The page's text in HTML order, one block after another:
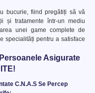
bucurie, fiind pregătiți să vă
și tratamente într-un mediu
unei game complete de
specialități pentru a satisface
Asigurate
C.N.A.S Se Percep